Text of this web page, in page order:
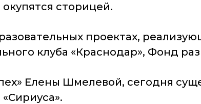
сторицей.
проектах,
клуба «Краснодар», Фонд
Елены Шмелевой, сегодня